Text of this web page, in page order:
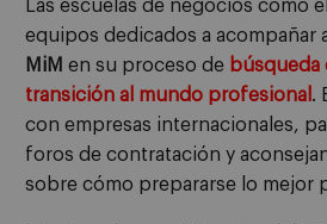
Las escuelas de negocios como
equipos dedicados a acompañar
MiM en su proceso de búsqueda
transición al mundo profesional .
con empresas internacionales,
foros de contratación y
sobre cómo prepararse lo mejor